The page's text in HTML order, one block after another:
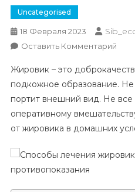
Uncategorised
18 Февраля 2023
Оставить КомментарийК
В
Жировик – это
подкожное образование.
портит внешний вид. Не все
оперативному
от жировика в домашних